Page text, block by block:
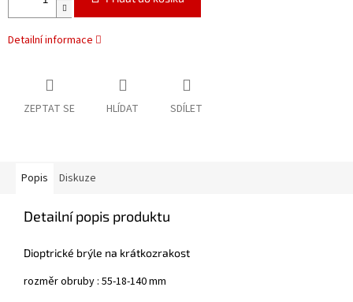
Detailní informace
ZEPTAT SE HLÍDAT SDÍLET
Popis Diskuze
Detailní popis produktu
Dioptrické brýle na krátkozrakost
rozměr obruby : 55-18-140 mm